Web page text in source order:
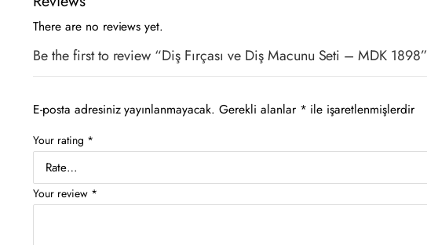
There are no reviews yet.
Be the first to review “Diş Fırçası ve Diş Macunu Seti – MDK 1898”
E-posta adresiniz yayınlanmayacak. Gerekli alanlar * ile işaretlenmişlerdir
Your rating *
Your review *